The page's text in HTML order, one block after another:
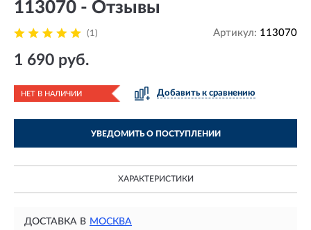
113070 - Отзывы
(1) Артикул: 113070
1 690 руб.
НЕТ В НАЛИЧИИ Добавить к сравнению
УВЕДОМИТЬ О ПОСТУПЛЕНИИ
ХАРАКТЕРИСТИКИ
ДОСТАВКА В МОСКВА